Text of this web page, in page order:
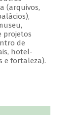
(arquivos,
projetos
de
hotel-
e fortaleza).